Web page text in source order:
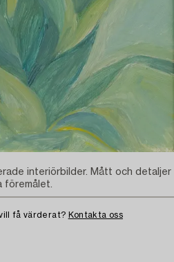
få värderat? Kontakta oss
interiörbilder. Mått och detaljer
föremålet.